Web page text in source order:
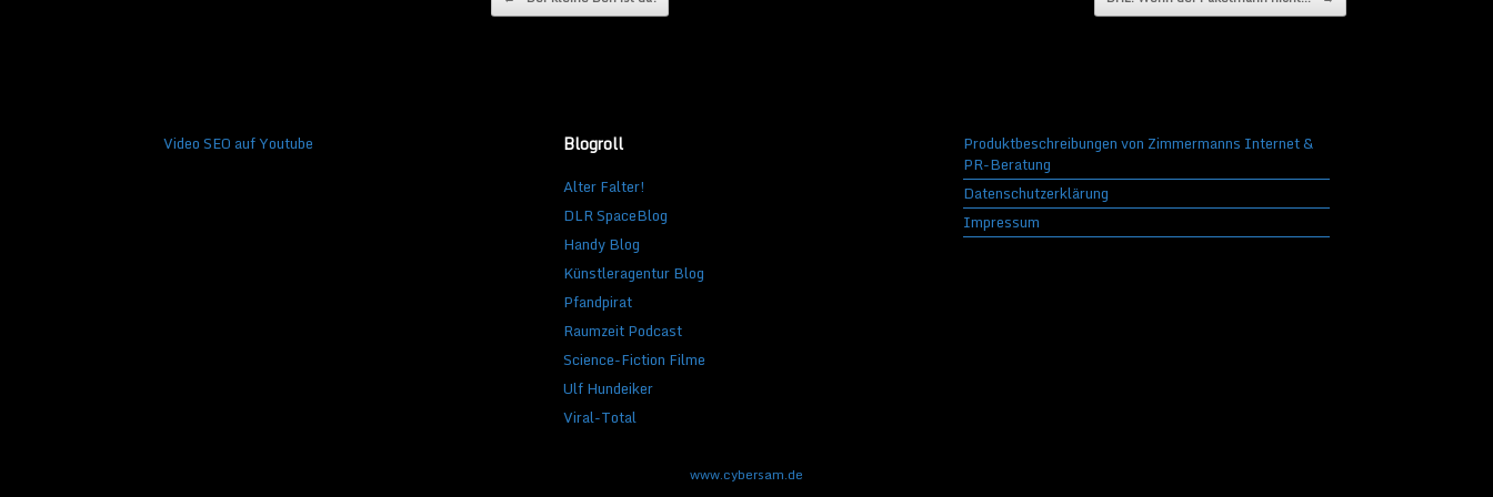
Video SEO auf Youtube Blogroll
Alter Falter!
DLR SpaceBlog
Handy Blog
Künstleragentur Blog
Pfandpirat
Raumzeit Podcast
Science-Fiction Filme
Ulf Hundeiker
Viral-Total
Produktbeschreibungen von Zimmermanns Internet &
PR-Beratung
Datenschutzerklärung
Impressum
www.cybersam.de